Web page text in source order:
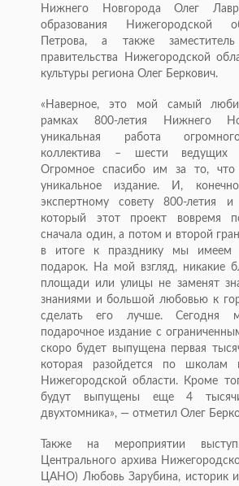
Нижнего Новгорода Олег
образования Нижегородской
Петрова, а также заместитель
правительства Нижегородской
культуры региона Олег Беркович.
«Наверное, это мой самый
рамках 800-летия Нижнего
уникальная работа
коллектива – шести ведущих
Огромное спасибо им за то, что
уникальное издание. И,
экспертному совету 800-летия
который этот проект вовремя
сначала один, а потом и второй
в итоге к празднику мы имеем
подарок. На мой взгляд, никакие
площади или улицы не заменят
знаниями и большой любовью к
сделать его лучше. Сегодня
подарочное издание с
скоро будет выпущена первая
которая разойдется по школам
Нижегородской области. Кроме
будут выпущены еще 4 тысячи
двухтомника», — отметил Олег
Также на мероприятии
Центрального архива
ЦАНО) Любовь Зарубина, историк и